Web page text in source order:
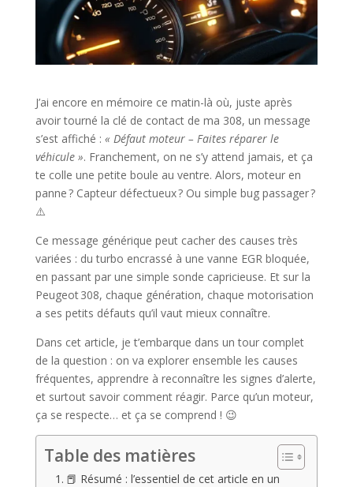
J’ai encore en mémoire ce matin-là où, juste après
avoir tourné la clé de contact de ma 308, un message
s’est affiché : « Défaut moteur – Faites réparer le
véhicule ». Franchement, on ne s’y attend jamais, et ça
te colle une petite boule au ventre. Alors, moteur en
panne ? Capteur défectueux ? Ou simple bug passager ?
⚠️
Ce message générique peut cacher des causes très
variées : du turbo encrassé à une vanne EGR bloquée,
en passant par une simple sonde capricieuse. Et sur la
Peugeot 308, chaque génération, chaque motorisation
a ses petits défauts qu’il vaut mieux connaître.
Dans cet article, je t’embarque dans un tour complet
de la question : on va explorer ensemble les causes
fréquentes, apprendre à reconnaître les signes d’alerte,
et surtout savoir comment réagir. Parce qu’un moteur,
ça se respecte… et ça se comprend ! 😉
Table des matières
📕 Résumé : l’essentiel de cet article en un